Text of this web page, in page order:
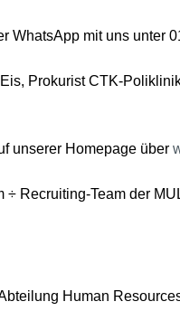
WhatsApp mit uns unter
Prokurist CTK-
unserer Homepage über
Recruiting-Team der
Human